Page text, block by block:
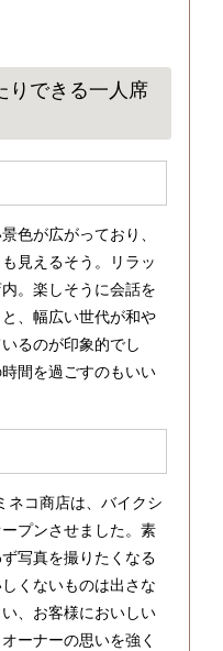
できる一人席
色が広がっており、
見えるそう。リラッ
。楽しそうに会話を
、幅広い世代が和や
るのが印象的でし
間を過ごすのもいい
ネコ商店は、バイクシ
プンさせました。素
写真を撮りたくなる
くないものは出さな
、お客様においしい
ーナーの思いを強く